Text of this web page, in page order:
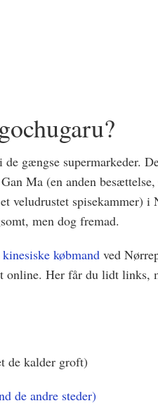
gængse supermarkeder.
Ma (en anden
veludrustet spisekammer)
men dog fremad.
købmand ved
online. Her får du lidt links,
de kalder groft)
de andre steder)